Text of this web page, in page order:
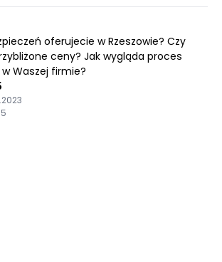
oferujecie w Rzeszowie? Czy
ceny? Jak wygląda proces
Waszej firmie?